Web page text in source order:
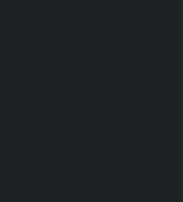
जग्गा पास गर्न
जग्गा बिक्री गर्ने
मात्रै नक्कली
राम्रो स्थानको धेरै
जग्गा बिक्री गर्न
जग्गा पास गराउँदै